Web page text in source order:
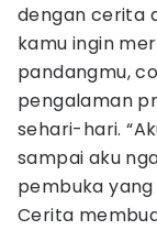
dengan cerita
kamu ingin
pandangmu,
pengalaman
sehari-hari.
sampai aku
pembuka yang
Cerita